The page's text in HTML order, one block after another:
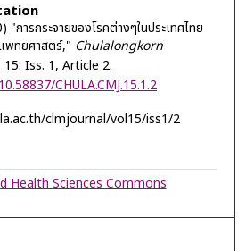
การกระจายของโรคต่างๆในประเทศไทย
พทยศาสตร์," Chulalongkorn
15: Iss. 1, Article 2.
CHULA.CMJ.15.1.2
clmjournal/vol15/iss1/2
Health Sciences Commons